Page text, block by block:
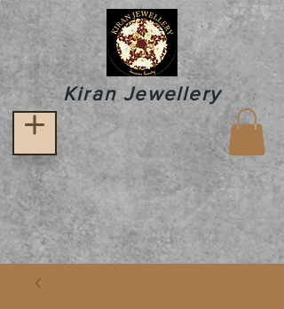
Kiran Jewellery